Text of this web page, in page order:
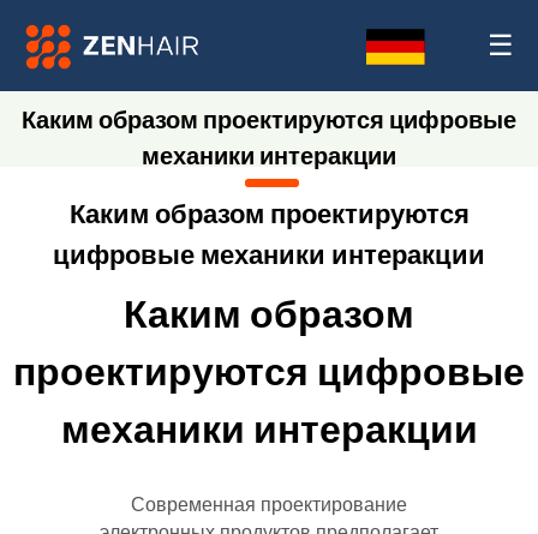
☰
Каким образом проектируются цифровые
механики интеракции
Каким образом проектируются
цифровые механики интеракции
Каким образом
проектируются цифровые
механики интеракции
Современная проектирование